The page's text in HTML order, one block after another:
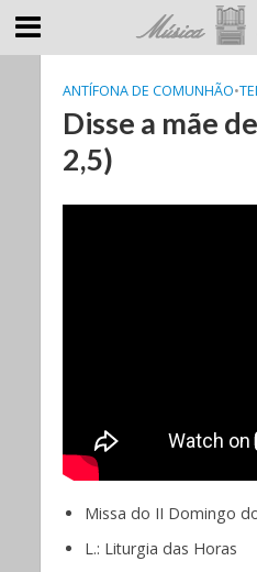
ANTÍFONA DE COMUNHÃO•
Disse a mãe
2,5)
Missa do II Domingo
L.: Liturgia das Horas